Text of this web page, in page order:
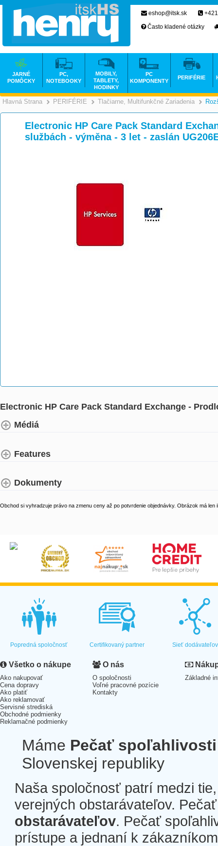
Hlavná Strana >
PERIFÉRIE >
Tlačiarne, Multifunkčné Zariadenia
Electronic HP Care Pack Standard
službách - výměna - 3 let - zaslán
Electronic HP Care Pack Standard Exchange -
Médiá
Features
Dokumenty
Obchod si vyhradzuje právo na zmenu ceny až po potvrdenie objednávky. Obrázok má len
eshop@itsk.sk
Často kladené otázky
JARNÉ
POMÔCKY
PC,
NOTEBOOKY
MOBILY,
TABLETY,
HODINKY
PC
KOMPONENTY
PERIFÉRIE
Popredná spoločnosť Certifikovaný partner Sieť dodávateľov
Všetko o nákupe
Ako nakupovať
Cena dopravy
Ako platiť
Ako reklamovať
Servisné strediská
Obchodné podmienky
Reklamačné podmienky
O nás
O spoločnosti
Voľné pracovné pozície
Kontakty
Základné
Máme Pečať spoľahlivosti
Slovenskej republiky
Naša spoločnosť patrí medzi
verejných obstarávateľov.
obstarávateľov. Pečať
prístupe a jednaní k